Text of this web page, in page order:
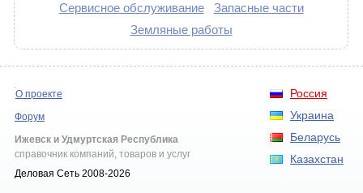
Сервисное обслуживание
Запасные части
Земляные работы
Россия
Украина
Беларусь
Казахстан
О проекте
Форум
Ижевск и Удмуртская Республика
справочник компаний, товаров и услуг
Деловая Сеть 2008-2026